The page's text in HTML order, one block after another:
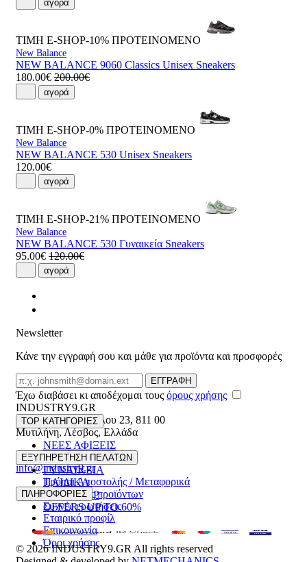
αγορά
ΤΙΜΗ E-SHOP-10% ΠΡΟΤΕΙΝΟΜΕΝΟ
New Balance
NEW BALANCE 9060 Classics Unisex Sneakers
180.00€ 200.00€
αγορά
ΤΙΜΗ E-SHOP-0% ΠΡΟΤΕΙΝΟΜΕΝΟ
New Balance
NEW BALANCE 530 Unisex Sneakers
120.00€
αγορά
ΤΙΜΗ E-SHOP-21% ΠΡΟΤΕΙΝΟΜΕΝΟ
New Balance
NEW BALANCE 530 Γυναικεία Sneakers
95.00€ 120.00€
αγορά
Newsletter
Κάνε την εγγραφή σου και μάθε για προϊόντα και προσφορές
Email
ΕΓΓΡΑΦΗ
Έχω διαβάσει κι αποδέχομαι τους όρους χρήσης
INDUSTRY9.GR
Ελευθέριου Βενιζέλου 23, 811 00
Μυτιλήνη,Λέσβος,Ελλάδα
22510 55629
info@industry9.gr
TOP ΚΑΤΗΓΟΡΙΕΣ
ΝΕΕΣ ΑΦΙΞΕΙΣ
ΑΝΔΡΙΚΑ
ΓΥΝΑΙΚΕΙΑ
ΠΑΙΔΙΚΑ
ΑΞΕΣΟΥΑΡ
OFFERS UP TO 60%
ΕΞΥΠΗΡΕΤΗΣΗ ΠΕΛΑΤΩΝ
Τρόποι Αποστολής / Μεταφορικά
Επιστροφές προϊόντων
Συχνές ερωτήσεις
ΠΛΗΡΟΦΟΡΙΕΣ
Εταιρικό προφίλ
Επικοινωνία
Όροι χρήσης
© 2026INDUSTRY9.GR All rights reserved